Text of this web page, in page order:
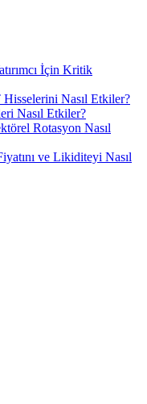
İçin Kritik
Nasıl Etkiler?
Nasıl Etkiler?
Rotasyon Nasıl
ve Likiditeyi Nasıl